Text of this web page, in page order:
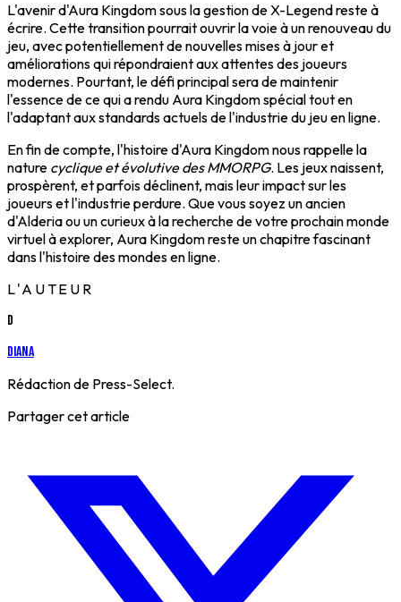
L'avenir d'Aura Kingdom sous la gestion de X-Legend reste à
écrire. Cette transition pourrait ouvrir la voie à un renouveau du
jeu, avec potentiellement de nouvelles mises à jour et
améliorations qui répondraient aux attentes des joueurs
modernes. Pourtant, le défi principal sera de maintenir
l'essence de ce qui a rendu Aura Kingdom spécial tout en
l'adaptant aux standards actuels de l'industrie du jeu en ligne.
En fin de compte, l'histoire d'Aura Kingdom nous rappelle la
nature cyclique et évolutive des MMORPG. Les jeux naissent,
prospèrent, et parfois déclinent, mais leur impact sur les
joueurs et l'industrie perdure. Que vous soyez un ancien
d'Alderia ou un curieux à la recherche de votre prochain monde
virtuel à explorer, Aura Kingdom reste un chapitre fascinant
dans l'histoire des mondes en ligne.
L'AUTEUR
D
Diana
Rédaction de Press-Select.
Partager cet article